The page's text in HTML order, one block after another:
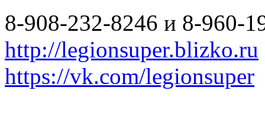
8-908-232-8246 и 8-960-
http://legionsuper.blizko.ru
https://vk.com/legionsuper